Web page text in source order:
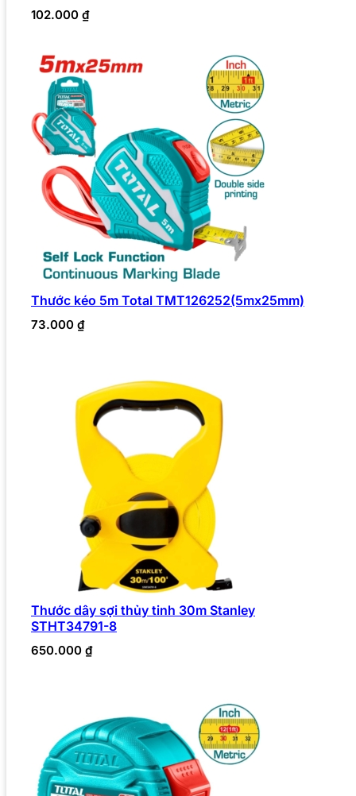
102.000 ₫
Thước kéo 5m Total TMT126252(5mx25mm)
73.000 ₫
Thước dây sợi thủy tinh 30m Stanley
STHT34791-8
650.000 ₫